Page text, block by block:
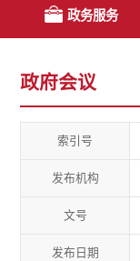
政务服务
政府会议
索引号
发布机构
文号
发布日期